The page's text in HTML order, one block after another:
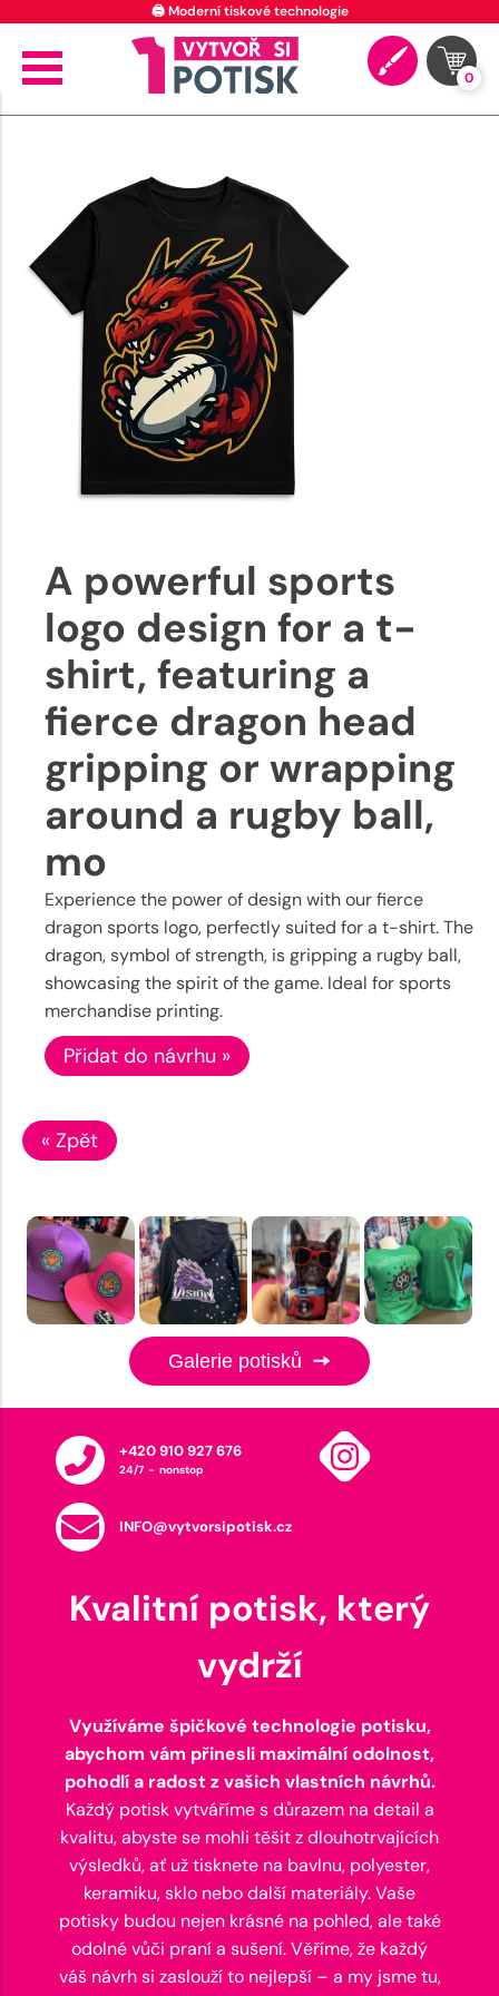
🖨️ Moderní tiskové technologie
0
A powerful sports
logo design for a t-
shirt, featuring a
fierce dragon head
gripping or wrapping
around a rugby ball,
mo
Experience the power of design with our fierce
dragon sports logo, perfectly suited for a t-shirt. The
dragon, symbol of strength, is gripping a rugby ball,
showcasing the spirit of the game. Ideal for sports
merchandise printing.
Přidat do návrhu »
« Zpět
Galerie potisků
+420 910 927 676
24/7 - nonstop
INFO@vytvorsipotisk.cz
Kvalitní potisk, který
vydrží
Využíváme špičkové technologie potisku,
abychom vám přinesli maximální odolnost,
pohodlí a radost z vašich vlastních návrhů.
Každý potisk vytváříme s důrazem na detail a
kvalitu, abyste se mohli těšit z dlouhotrvajících
výsledků, ať už tisknete na bavlnu, polyester,
keramiku, sklo nebo další materiály. Vaše
potisky budou nejen krásné na pohled, ale také
odolné vůči praní a sušení. Věříme, že každý
váš návrh si zaslouží to nejlepší – a my jsme tu,